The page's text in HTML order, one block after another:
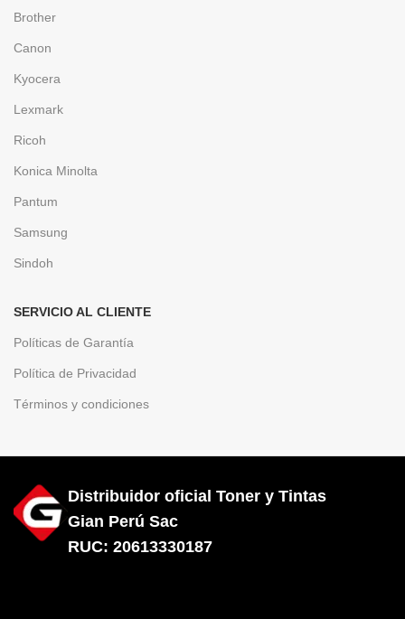
Brother
Canon
Kyocera
Lexmark
Ricoh
Konica Minolta
Pantum
Samsung
Sindoh
SERVICIO AL CLIENTE
Políticas de Garantía
Política de Privacidad
Términos y condiciones
Distribuidor oficial Toner y Tintas
Gian Perú Sac
RUC: 20613330187